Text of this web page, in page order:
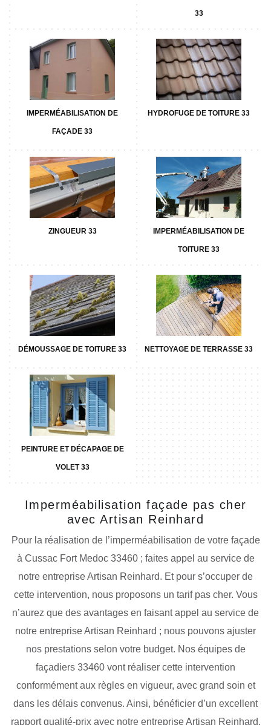
33
IMPERMÉABILISATION DE
FAÇADE 33
HYDROFUGE DE TOITURE 33
ZINGUEUR 33 IMPERMÉABILISATION DE
TOITURE 33
DÉMOUSSAGE DE TOITURE 33 NETTOYAGE DE TERRASSE 33
PEINTURE ET DÉCAPAGE DE
VOLET 33
Imperméabilisation façade pas cher
avec Artisan Reinhard
Pour la réalisation de l’imperméabilisation de votre façade
à Cussac Fort Medoc 33460 ; faites appel au service de
notre entreprise Artisan Reinhard. Et pour s’occuper de
cette intervention, nous proposons un tarif pas cher. Vous
n’aurez que des avantages en faisant appel au service de
notre entreprise Artisan Reinhard ; nous pouvons ajuster
nos prestations selon votre budget. Nos équipes de
façadiers 33460 vont réaliser cette intervention
conformément aux règles en vigueur, avec grand soin et
dans les délais convenus. Ainsi, bénéficier d’un excellent
rapport qualité-prix avec notre entreprise Artisan Reinhard.